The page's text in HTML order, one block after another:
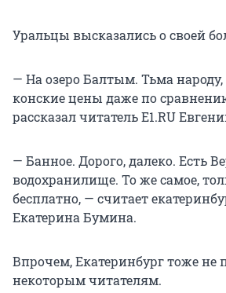
Уральцы высказались о своей
— На озеро Балтым. Тьма народу,
конские цены даже по
рассказал читатель E1.RU
— Банное. Дорого, далеко. Есть
водохранилище. То же самое,
бесплатно, — считает
Екатерина Бумина.
Впрочем, Екатеринбург тоже не
некоторым читателям.